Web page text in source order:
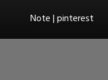
Note | pinterest